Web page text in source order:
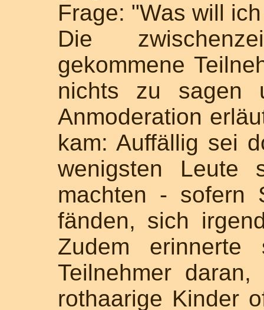
Frage: "Was will
Die
gekommene
nichts zu sagen
Anmoderation
kam: Auffällig sei
wenigsten Leute
machten - sofern
fänden, sich
Zudem erinnerte
Teilnehmer
rothaarige Kinder